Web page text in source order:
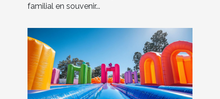
familial en souvenir...